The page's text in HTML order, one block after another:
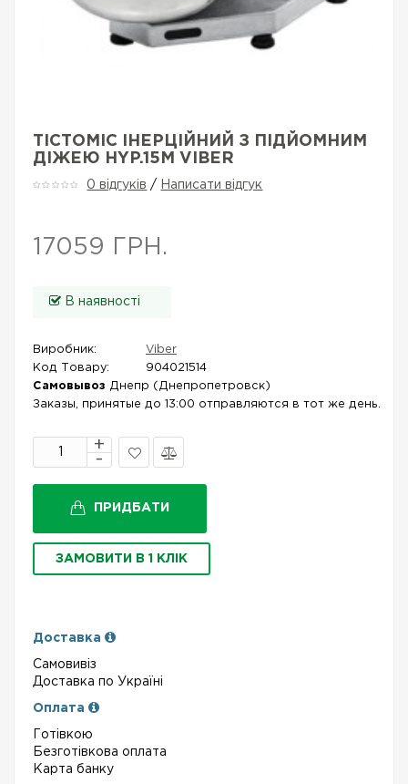
ТІСТОМІС ІНЕРЦІЙНИЙ З ПІДЙОМНИМ
ДІЖЕЮ HYP.15M VIBER
0 відгуків / Написати відгук
17059 ГРН.
В наявності
Виробник:
Viber
Код Товару:
904021514
Самовывоз Днепр (Днепропетровск)
Заказы, принятые до 13:00 отправляются в тот же день.
закладки
ПРИДБАТИ
ЗАМОВИТИ В 1 КЛІК
Доставка
Самовивіз
Доставка по Україні
Оплата
Готівкою
Безготівкова оплата
Карта банку